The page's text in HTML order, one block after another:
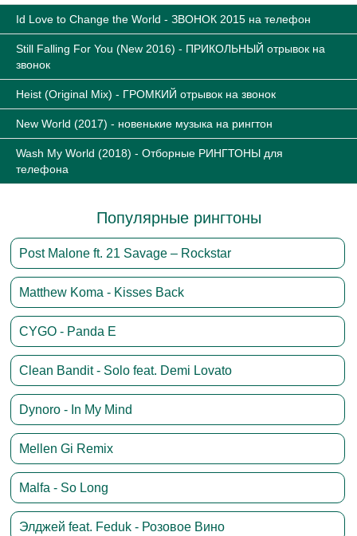
Id Love to Change the World - ЗВОНОК 2015 на телефон
Still Falling For You (New 2016) - ПРИКОЛЬНЫЙ отрывок на
звонок
Heist (Original Mix) - ГРОМКИЙ отрывок на звонок
New World (2017) - новенькие музыка на рингтон
Wash My World (2018) - Отборные РИНГТОНЫ для
телефона
Популярные рингтоны
Post Malone ft. 21 Savage – Rockstar
Matthew Koma - Kisses Back
CYGO - Panda E
Clean Bandit - Solo feat. Demi Lovato
Dynoro - In My Mind
Mellen Gi Remix
Malfa - So Long
Элджей feat. Feduk - Розовое Вино